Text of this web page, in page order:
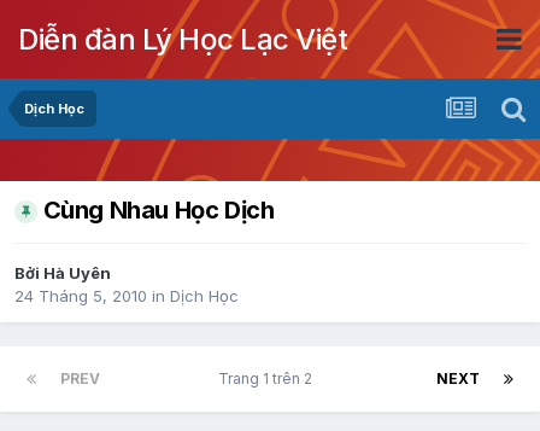
Diễn đàn Lý Học Lạc Việt
Dịch Học
Cùng Nhau Học Dịch
Bởi Hà Uyên
24 Tháng 5, 2010 in Dịch Học
PREV NEXT
Trang 1 trên 2